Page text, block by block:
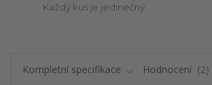
Každý kus je jedinečný.
Kompletní specifikace Hodnocení
2